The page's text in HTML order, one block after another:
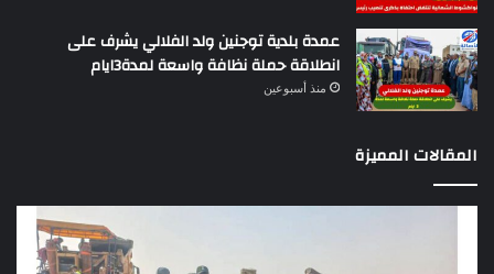
عمدة بلدية توجنين ولد الفلالي يشرف على
انطلاقة حملة نظافة واسعة لمدة3ايام
منذ أسبوعين
المقالات المميزة